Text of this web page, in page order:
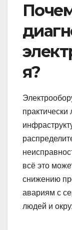
я?
всё это
снижению
авариям с
людей и